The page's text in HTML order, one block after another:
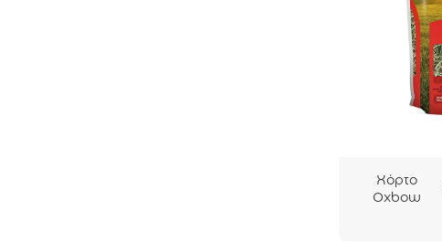
Χόρτο
Oxbow